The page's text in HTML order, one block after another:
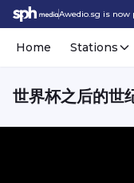
Awedio.sg is now
Home Stations
世界杯之后的世